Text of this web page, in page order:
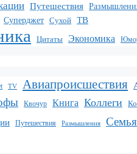
Путешествия
Суперджет Сухой ТВ
Цитаты Экономика
TV Авиапроисшествия
Квочур Книга Коллеги
Путешествия Размышления Семья